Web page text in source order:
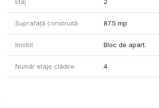
Suprafață construită 87.5 mp
Imobil Bloc de apart.
Număr etaje clădire 4